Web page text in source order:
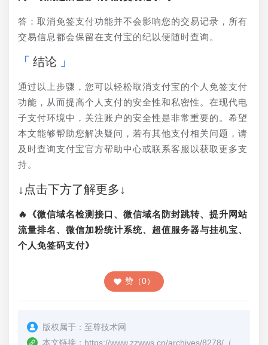
答：取消免签支付功能并不会影响您的交易记录，所有
交易信息都会保留在支付宝的纪以便随时查询。
结论
通过以上步骤，您可以轻松取消支付宝的个人免签支付
功能，从而提高个人支付的安全性和私密性。在现代电
子支付环境中，关注账户的安全性是非常重要的。希望
本文能够帮助您解决疑问，若有其他支付相关问题，请
及时查询支付宝官方帮助中心或联系客服以获取更多支
持。
↓点击下方了解更多↓
🔥《微信域名检测接口、微信域名防封跳转、提升网站
流量排名、微信加粉统计系统、超值服务器与挂机宝、
个人免签码支付》
赞（0）
版权属于： 至尊技术网
本文链接： https://www.zzwws.cn/archives/8278/ （转载时请注明本文出处及文章链接）